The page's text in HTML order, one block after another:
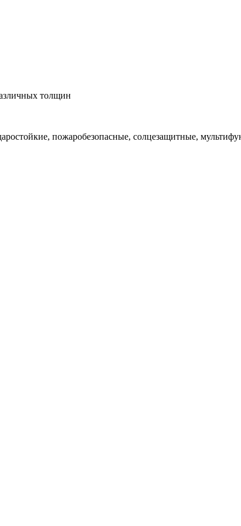
толщин
пожаробезопасные, солцезащитные,